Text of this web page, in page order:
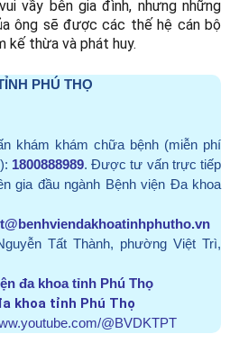
vầy bên gia đình, nhưng những
ông sẽ được các thế hệ cán bộ
kế thừa và phát huy.
PHÚ THỌ
khám khám chữa bệnh (miễn phí
1800888989. Được tư vấn trực tiếp
gia đầu ngành Bệnh viện Đa khoa
Tất Thành, phường Việt Trì,
đa khoa tỉnh Phú Thọ
khoa tỉnh Phú Thọ
@BVDKTPT